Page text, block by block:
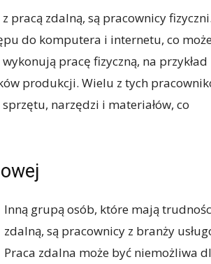
pracą zdalną, są pracownicy
do komputera i internetu, co
pracę fizyczną, na przykład
produkcji. Wielu z tych
narzędzi i materiałów, co
Inną grupą osób, które mają
zdalną, są pracownicy z branży
Praca zdalna może być niemożliwa